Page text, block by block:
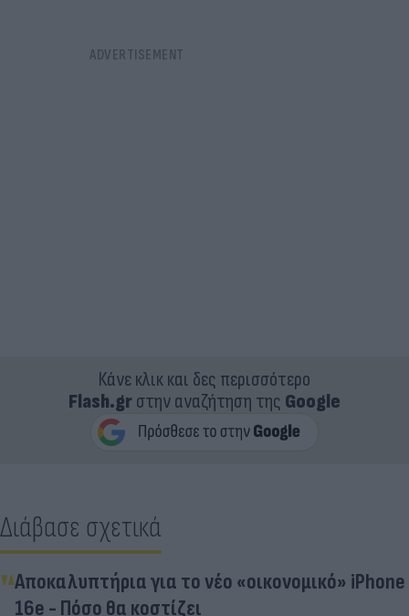
Κάνε κλικ και δες περισσότερο
Flash.grστην αναζήτηση της Google
Διάβασε σχετικά
Αποκαλυπτήρια για το νέο «οικονομικό» iPhone
16e - Πόσο θα κοστίζει